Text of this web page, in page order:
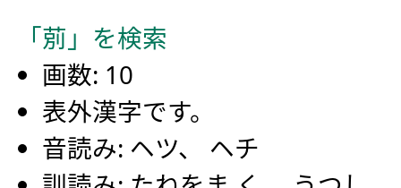
「莂」を検索
画数: 10
表外漢字です。
音読み: ヘツ、 ヘチ